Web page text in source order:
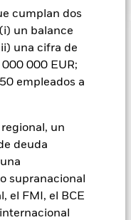
cumplan dos
un balance
una cifra de
000 EUR;
empleados a
un
deuda
supranacional
el FMI, el BCE
en Riesgo.El valor
de ellas pueden
posible que los
un impacto
los títulos de renta fija.
“categoría de
estos riesgos que los
Las rebajas de la
reales pueden
emergentes